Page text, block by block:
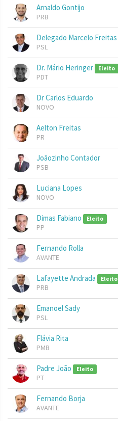
Arnaldo Gontijo
PRB
Delegado Marcelo Freitas
PSL
Dr. Mário Heringer Eleito
PDT
Dr Carlos Eduardo
NOVO
Aelton Freitas
PR
Joãozinho Contador
PSB
Luciana Lopes
NOVO
Dimas Fabiano Eleito
PP
Fernando Rolla
AVANTE
Lafayette Andrada Eleito
PRB
Emanoel Sady
PSL
Flávia Rita
PMB
Padre João Eleito
PT
Fernando Borja
AVANTE